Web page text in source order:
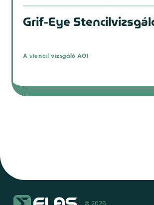
Grif-Eye
A stencil vizsgáló AOI
© 2026